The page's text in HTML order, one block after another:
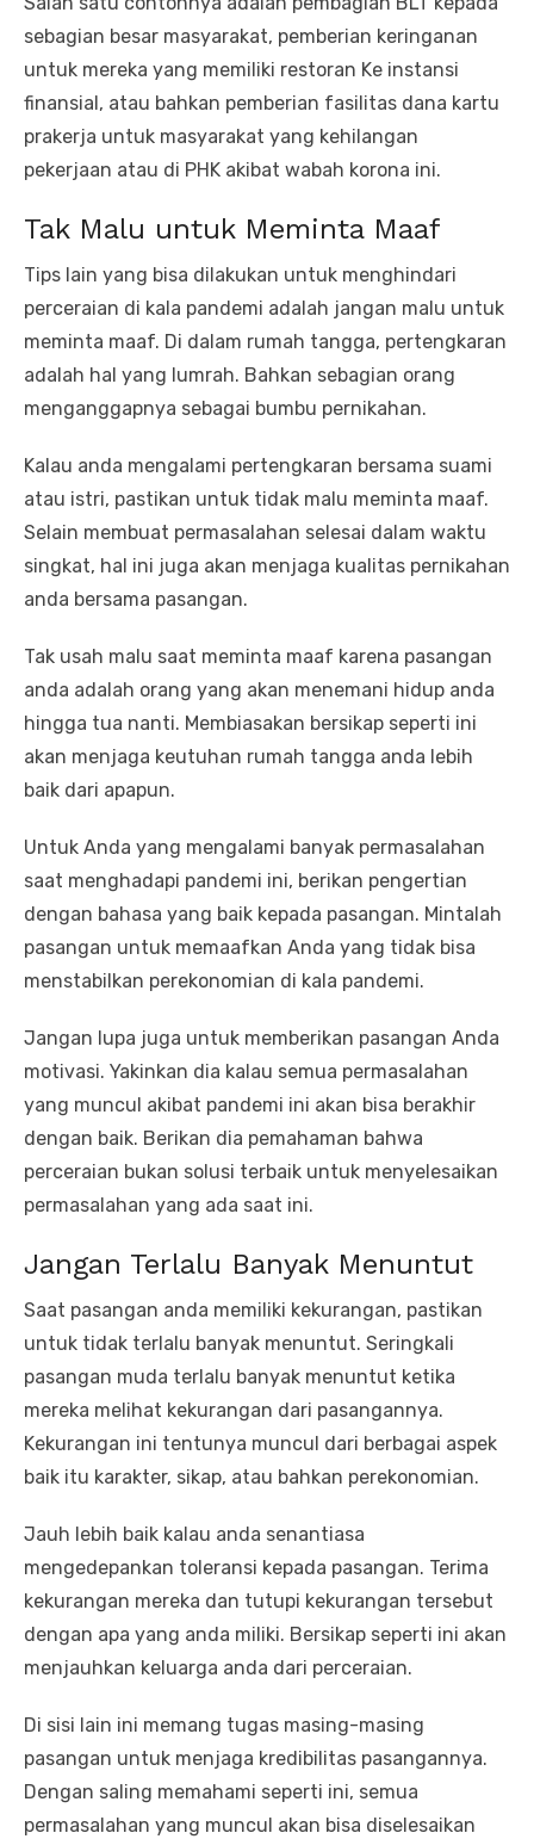
sebagian besar masyarakat, pemberian keringanan
untuk mereka yang memiliki restoran Ke instansi
finansial, atau bahkan pemberian fasilitas dana kartu
prakerja untuk masyarakat yang kehilangan
pekerjaan atau di PHK akibat wabah korona ini.
Tak Malu untuk Meminta Maaf
Tips lain yang bisa dilakukan untuk menghindari
perceraian di kala pandemi adalah jangan malu untuk
meminta maaf. Di dalam rumah tangga, pertengkaran
adalah hal yang lumrah. Bahkan sebagian orang
menganggapnya sebagai bumbu pernikahan.
Kalau anda mengalami pertengkaran bersama suami
atau istri, pastikan untuk tidak malu meminta maaf.
Selain membuat permasalahan selesai dalam waktu
singkat, hal ini juga akan menjaga kualitas pernikahan
anda bersama pasangan.
Tak usah malu saat meminta maaf karena pasangan
anda adalah orang yang akan menemani hidup anda
hingga tua nanti. Membiasakan bersikap seperti ini
akan menjaga keutuhan rumah tangga anda lebih
baik dari apapun.
Untuk Anda yang mengalami banyak permasalahan
saat menghadapi pandemi ini, berikan pengertian
dengan bahasa yang baik kepada pasangan. Mintalah
pasangan untuk memaafkan Anda yang tidak bisa
menstabilkan perekonomian di kala pandemi.
Jangan lupa juga untuk memberikan pasangan Anda
motivasi. Yakinkan dia kalau semua permasalahan
yang muncul akibat pandemi ini akan bisa berakhir
dengan baik. Berikan dia pemahaman bahwa
perceraian bukan solusi terbaik untuk menyelesaikan
permasalahan yang ada saat ini.
Jangan Terlalu Banyak Menuntut
Saat pasangan anda memiliki kekurangan, pastikan
untuk tidak terlalu banyak menuntut. Seringkali
pasangan muda terlalu banyak menuntut ketika
mereka melihat kekurangan dari pasangannya.
Kekurangan ini tentunya muncul dari berbagai aspek
baik itu karakter, sikap, atau bahkan perekonomian.
Jauh lebih baik kalau anda senantiasa
mengedepankan toleransi kepada pasangan. Terima
kekurangan mereka dan tutupi kekurangan tersebut
dengan apa yang anda miliki. Bersikap seperti ini akan
menjauhkan keluarga anda dari perceraian.
Di sisi lain ini memang tugas masing-masing
pasangan untuk menjaga kredibilitas pasangannya.
Dengan saling memahami seperti ini, semua
permasalahan yang muncul akan bisa diselesaikan